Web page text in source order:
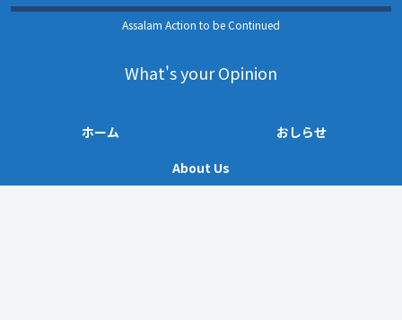
Assalam Action to be Continued
What's your Opinion
ホーム
おしらせ
About Us